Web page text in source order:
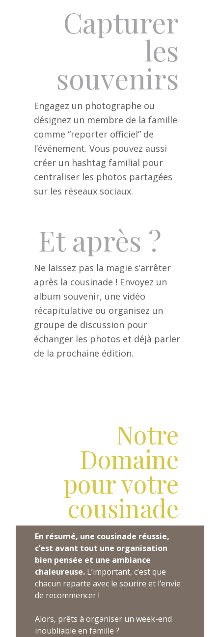
Capturer
les
souvenirs
Engagez un photographe ou
désignez un membre de la famille
comme “reporter officiel” de
l’événement. Vous pouvez aussi
créer un hashtag familial pour
centraliser les photos partagées
sur les réseaux sociaux.
Et après ?
Ne laissez pas la magie s’arrêter
après la cousinade ! Envoyez un
album souvenir, une vidéo
récapitulative ou organisez un
groupe de discussion pour
échanger les photos et déjà parler
de la prochaine édition.
Notre
Domaine
pour votre
cousinade
En résumé, une cousinade réussie,
c’est avant tout une organisation
bien pensée et une ambiance
chaleureuse. L’important, c’est que
chacun reparte avec le sourire et l’envie
de recommencer !
Alors, prêts à organiser un week-end
inoubliable en famille ?